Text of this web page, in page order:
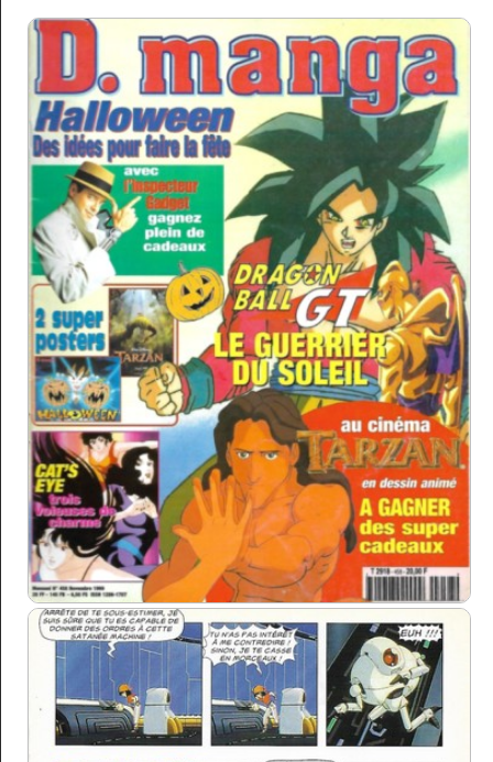
Dorothée Blog ▼
Archives TV▼
AB Hit▼
Bonus▼